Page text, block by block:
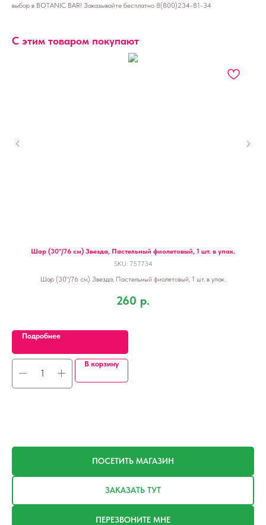
выбор в BOTANIC BAR! Заказывайте бесплатно 8(800)234-81-34
С этим товаром покупают
Шар (30''/76 см) Звезда, Пастельный фиолетовый, 1 шт. в упак.
SKU: 757734
Шар (30''/76 см) Звезда, Пастельный фиолетовый, 1 шт. в упак.
260 р.
Подробнее
В корзину
ПОСЕТИТЬ МАГАЗИН
ЗАКАЗАТЬ ТУТ
ПЕРЕЗВОНИТЕ МНЕ